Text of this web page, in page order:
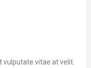
vulputate vitae at velit.